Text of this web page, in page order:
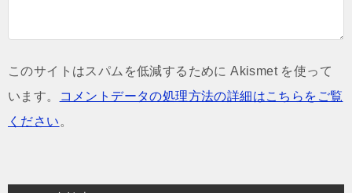
このサイトはスパムを低減するために Akismet を使って
います。
コメントデータの処理方法の詳細はこちらをご覧
ください 。